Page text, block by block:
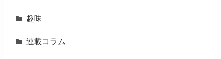
趣味
連載コラム